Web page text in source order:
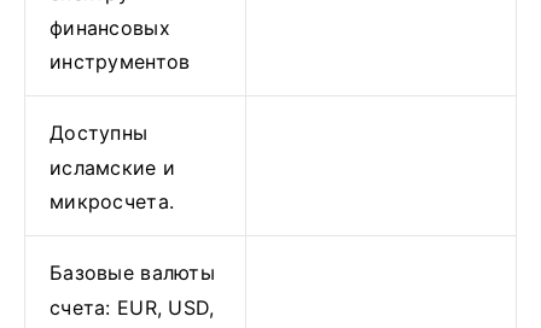
финансовых
инструментов
Доступны
исламские и
микросчета.
Базовые валюты
счета: EUR, USD,